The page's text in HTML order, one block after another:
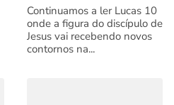
Continuamos a ler Lucas 10
onde a figura do discípulo de
Jesus vai recebendo novos
contornos na...